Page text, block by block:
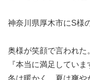
神奈川県厚木市にS様
奥様が笑顔で言われた
『本当に満足していま
冬は暖かく、夏は爽